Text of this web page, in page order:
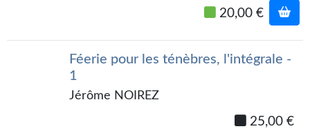
20,00 €
Féerie pour les ténèbres, l'intégrale -
1
Jérôme NOIREZ
25,00 €